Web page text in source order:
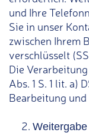
und Ihre
Sie in unser
zwischen Ihrem
verschlüsselt
Die
Abs. 1 S. 1 lit. a)
Bearbeitung